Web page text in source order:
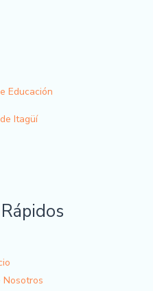
Educación
Itagüí
Nosotros